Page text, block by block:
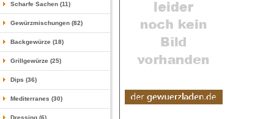
Scharfe Sachen (11)
Gewürzmischungen (82)
Backgewürze (18)
Grillgewürze (25)
Dips (36)
Mediterranes (30)
Dressing (6)